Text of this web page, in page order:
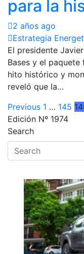
para la
2 años ago
Estrategia
El presidente
Bases y el paquete
hito histórico y
reveló que la…
de
entradas
Previous 1 … 145
Edición Nº 1974
Search